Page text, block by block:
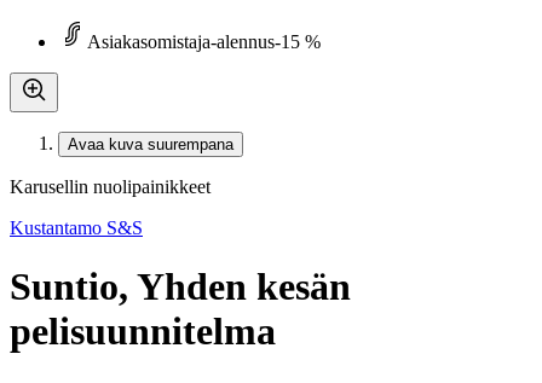
Asiakasomistaja-alennus-15 %
Avaa kuva suurempana
Karusellin nuolipainikkeet
Kustantamo S&S
Suntio, Yhden kesän
pelisuunnitelma